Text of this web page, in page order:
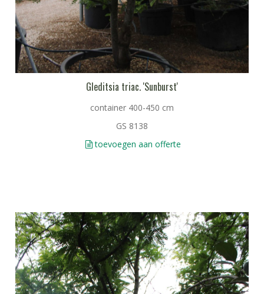
Gleditsia triac. 'Sunburst'
container 400-450 cm
GS 8138
toevoegen aan offerte